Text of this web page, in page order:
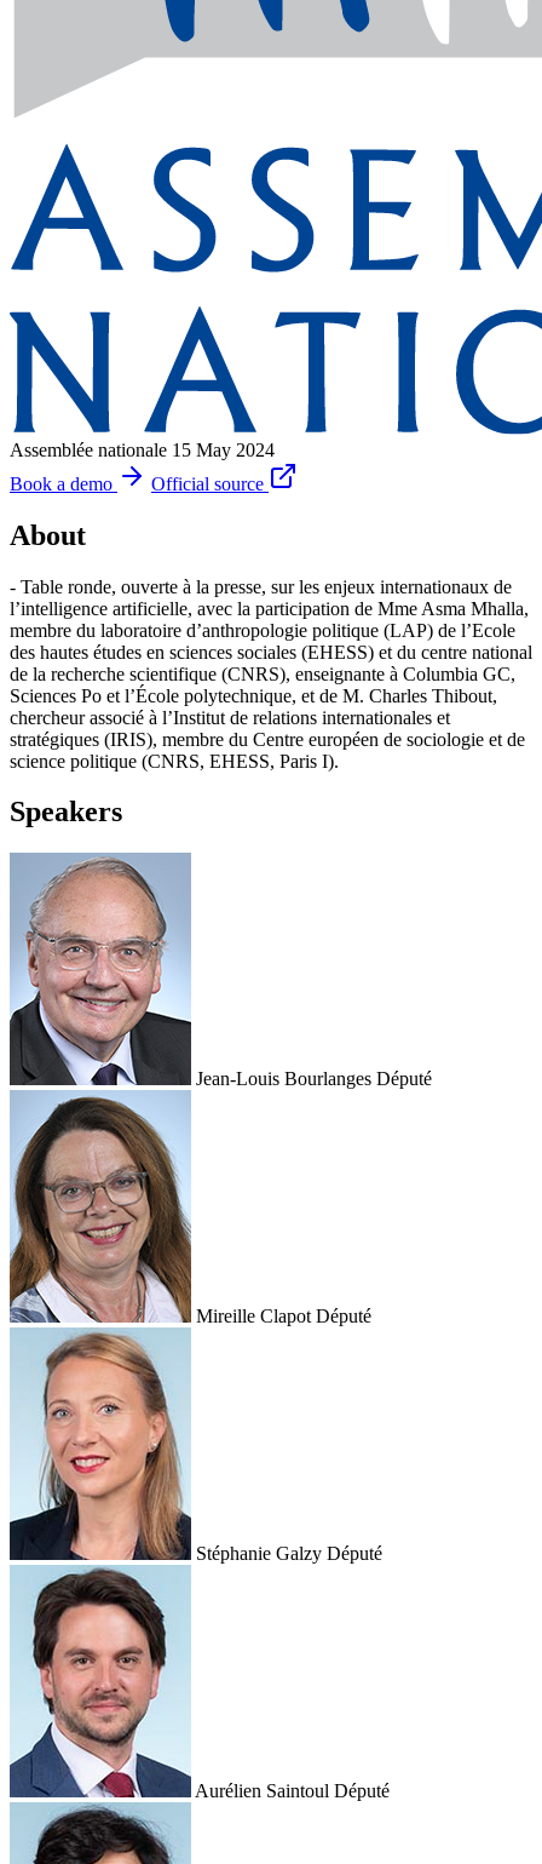
Assemblée nationale 15 May 2024
Book a demo
Official source
About
- Table ronde, ouverte à la presse, sur les enjeux internationaux de
l’intelligence artificielle, avec la participation de Mme Asma Mhalla,
membre du laboratoire d’anthropologie politique (LAP) de l’Ecole
des hautes études en sciences sociales (EHESS) et du centre national
de la recherche scientifique (CNRS), enseignante à Columbia GC,
Sciences Po et l’École polytechnique, et de M. Charles Thibout,
chercheur associé à l’Institut de relations internationales et
stratégiques (IRIS), membre du Centre européen de sociologie et de
science politique (CNRS, EHESS, Paris I).
Speakers
Jean-Louis Bourlanges Député
Mireille Clapot Député
Stéphanie Galzy Député
Aurélien Saintoul Député